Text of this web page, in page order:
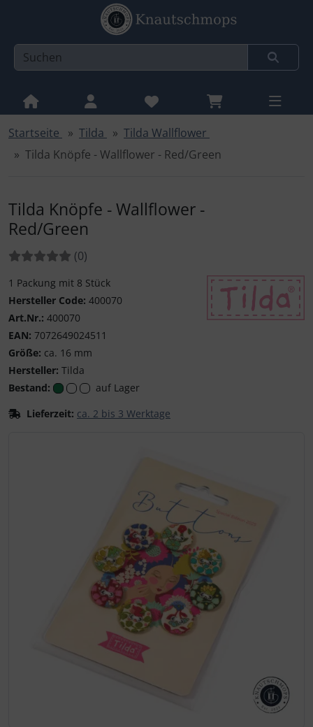
Sprungnavigation
Springe zur Navigation
Springe zum Inhalt
Springe zum Button für Einstellungen
Springe zu den allgemeinen Informationen
Startseite Tilda
Tilda Wallflower
Tilda Knöpfe - Wallflower - Red/Green
Tilda Knöpfe - Wallflower -
Red/Green
Bewertungen:
(0Bewertungen
)
1 Packung mit 8 Stück
Hersteller Code: 400070
Art.Nr.: 400070
EAN: 7072649024511
Größe: ca. 16 mm
Hersteller: Tilda
Bestand:
auf Lager
Lieferzeit: ca. 2 bis 3 Werktage